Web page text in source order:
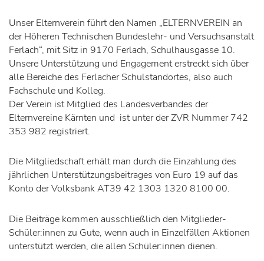
Unser Elternverein führt den Namen „ELTERNVEREIN an
der Höheren Technischen Bundeslehr- und Versuchsanstalt
Ferlach“, mit Sitz in 9170 Ferlach, Schulhausgasse 10.
Unsere Unterstützung und Engagement erstreckt sich über
alle Bereiche des Ferlacher Schulstandortes, also auch
Fachschule und Kolleg.
Der Verein ist Mitglied des Landesverbandes der
Elternvereine Kärnten und ist unter der ZVR Nummer 742
353 982 registriert.
Die Mitgliedschaft erhält man durch die Einzahlung des
jährlichen Unterstützungsbeitrages von Euro 19 auf das
Konto der Volksbank AT39 42 1303 1320 8100 00.
Die Beiträge kommen ausschließlich den Mitglieder-
Schüler:innen zu Gute, wenn auch in Einzelfällen Aktionen
unterstützt werden, die allen Schüler:innen dienen.